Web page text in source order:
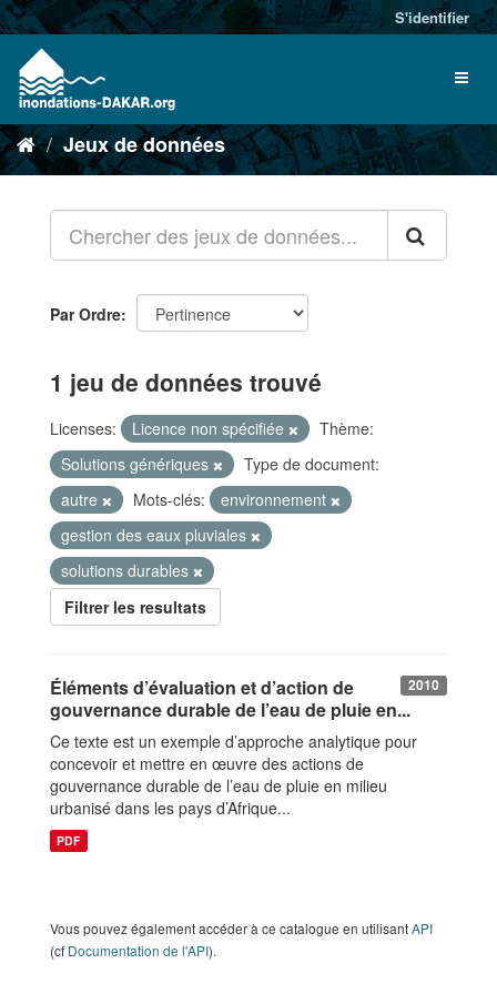
S'identifier
Jeux de données
Par Ordre
1 jeu de données trouvé
Licenses: Licence non spécifiée
Thème:
Solutions génériques
Type de document:
autre
Mots-clés:
environnement
gestion des eaux pluviales
solutions durables
Filtrer les resultats
2010
Éléments d’évaluation et d’action de
gouvernance durable de l’eau de pluie en...
Ce texte est un exemple d’approche analytique pour
concevoir et mettre en œuvre des actions de
gouvernance durable de l’eau de pluie en milieu
urbanisé dans les pays d’Afrique...
PDF
Vous pouvez également accéder à ce catalogue en utilisantAPI
(cf Documentation de l'API).